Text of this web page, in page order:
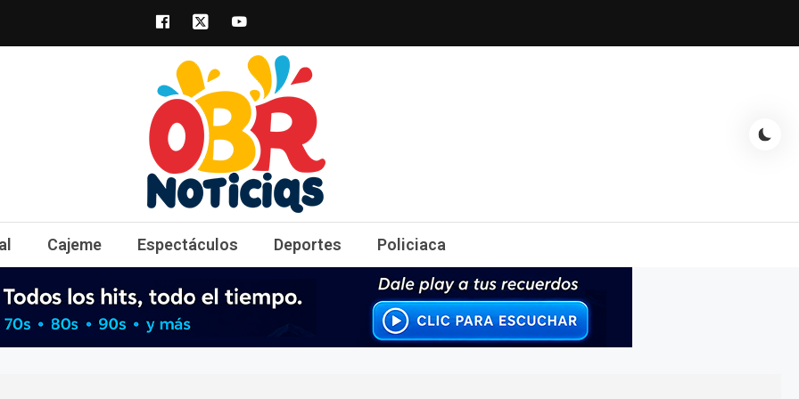
obrnoticias.com
obr noticias noticias, entretenimiento y espectáculos, entrevistas con famosos, showbizz, podcast, chismes y
Cajeme Espectáculos Deportes Policiaca